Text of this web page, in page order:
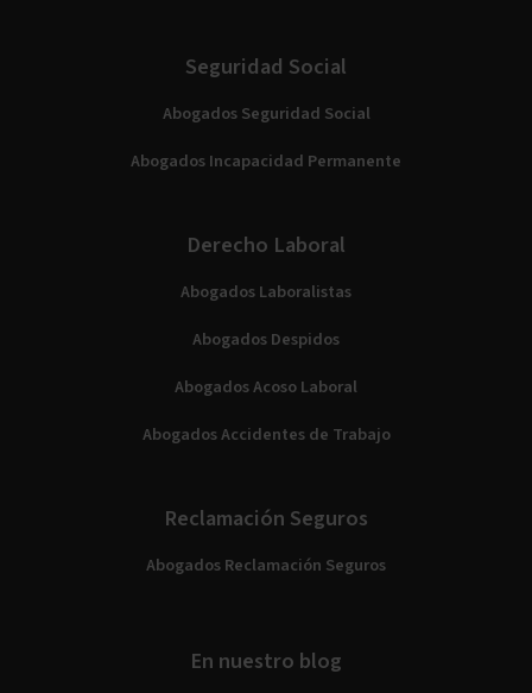
Seguridad Social
Abogados Seguridad Social
Abogados Incapacidad Permanente
Derecho Laboral
Abogados Laboralistas
Abogados Despidos
Abogados Acoso Laboral
Abogados Accidentes de Trabajo
Reclamación Seguros
Abogados Reclamación Seguros
En nuestro blog